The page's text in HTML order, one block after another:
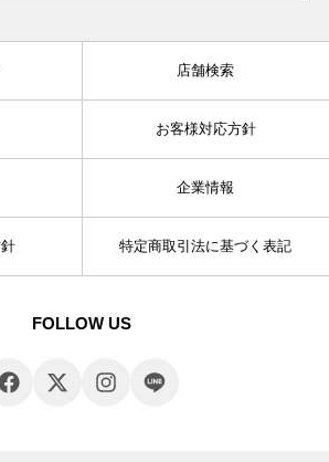
店舗検索
お客様対応方針
企業情報
特定商取引法に基づく表記
FOLLOW US